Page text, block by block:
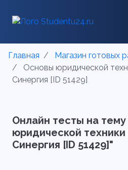
Главная
Магазин готовых
Основы юридической
Синергия [ID 51429]
Онлайн тесты на
юридической техники
Синергия [ID 51429]"